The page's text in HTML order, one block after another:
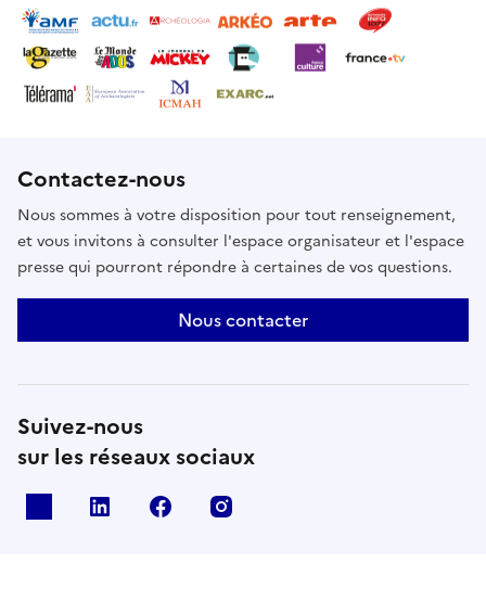
Contactez-nous
Nous sommes à votre disposition pour tout renseignement,
et vous invitons à consulter l'espace organisateur et l'espace
presse qui pourront répondre à certaines de vos questions.
Nous contacter
Suivez-nous
sur les réseaux sociaux
Linkedin Facebook